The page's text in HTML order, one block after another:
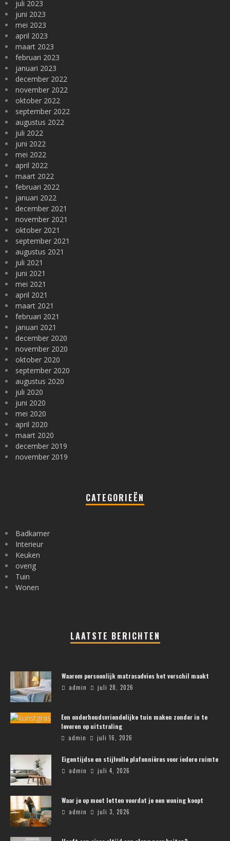
juli 2023
juni 2023
mei 2023
april 2023
maart 2023
februari 2023
januari 2023
december 2022
november 2022
oktober 2022
september 2022
augustus 2022
juli 2022
juni 2022
mei 2022
april 2022
maart 2022
februari 2022
januari 2022
december 2021
november 2021
oktober 2021
september 2021
augustus 2021
juli 2021
juni 2021
mei 2021
april 2021
maart 2021
februari 2021
januari 2021
december 2020
november 2020
oktober 2020
september 2020
augustus 2020
juli 2020
juni 2020
mei 2020
april 2020
maart 2020
december 2019
november 2019
CATEGORIEËN
Badkamer
Interieur
Keuken
overig
Tuin
Wonen
LAATSTE BERICHTEN
Waarom persoonlijk matrasadvies het verschil maakt
admin juli 28, 2026
Een onderhoudsvriendelijke tuin maken zonder in te
leveren op uitstraling
admin juli 16, 2026
Eigentijdse en stijlvolle plafonnières voor iedere ruimte
admin juli 4, 2026
Waar je op moet letten voordat je een woning koopt
admin juli 3, 2026